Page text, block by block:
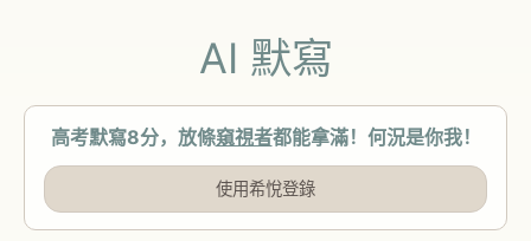
AI 默寫
高考默寫8分，放條窺視者都能拿滿！何況是你我！
使用希悅登錄